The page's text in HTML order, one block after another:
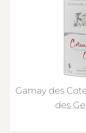
Gamay des
des